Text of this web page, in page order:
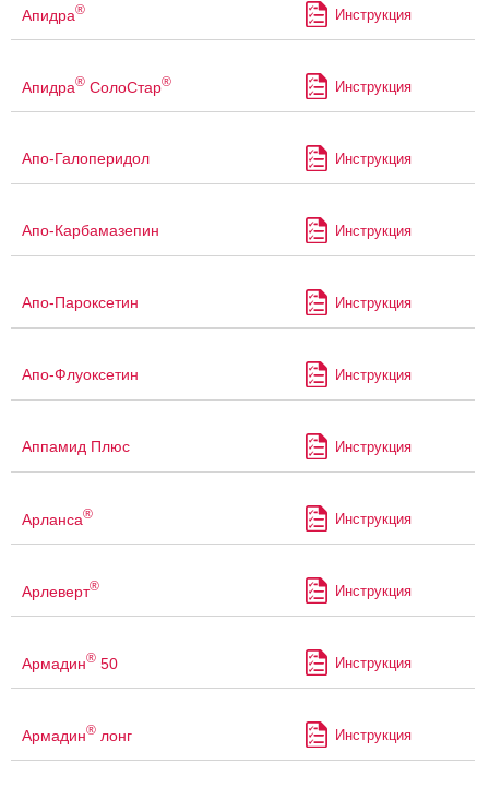
Апидра® Инструкция
Апидра® СолоСтар® Инструкция
Апо-Галоперидол Инструкция
Апо-Карбамазепин Инструкция
Апо-Пароксетин Инструкция
Апо-Флуоксетин Инструкция
Аппамид Плюс Инструкция
Арланса® Инструкция
Арлеверт® Инструкция
Армадин® 50 Инструкция
Армадин® лонг Инструкция